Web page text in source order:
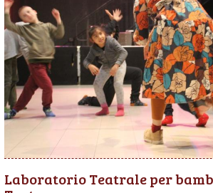
Laboratorio Teatrale per